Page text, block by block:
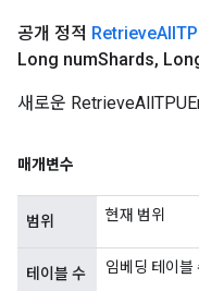
공개 정적 RetrieveAll
Long numShards,
새로운
매개변수
범위 현재 범위
테이블 수 임베딩 테이블